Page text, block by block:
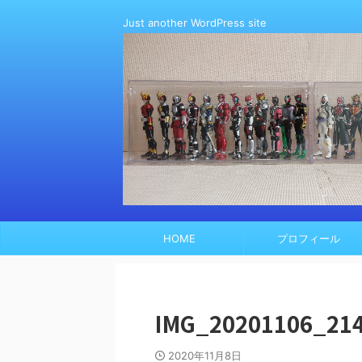
Just another WordPress site
HOME プロフィール
2020年11月8日